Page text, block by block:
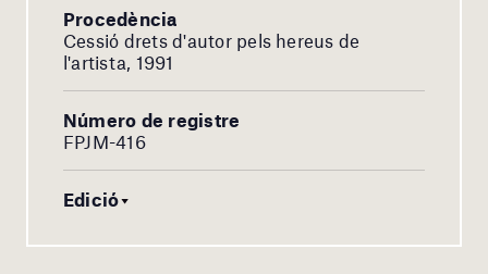
Procedència
Cessió drets d'autor pels hereus de
l'artista, 1991
Número de registre
FPJM-416
Edició